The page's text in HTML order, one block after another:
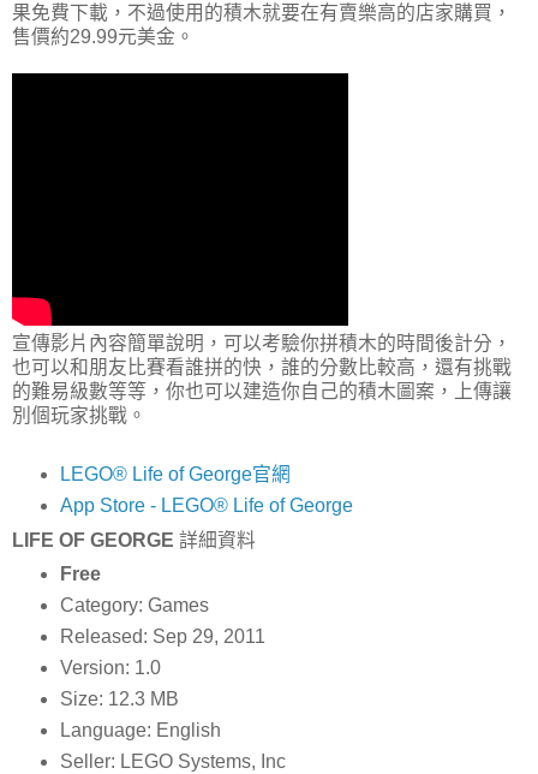
果免費下載，不過使用的積木就要在有賣樂高的店家購買，
售價約29.99元美金。
宣傳影片內容簡單說明，可以考驗你拼積木的時間後計分，
也可以和朋友比賽看誰拼的快，誰的分數比較高，還有挑戰
的難易級數等等，你也可以建造你自己的積木圖案，上傳讓
別個玩家挑戰。
LEGO® Life of George官網
App Store - LEGO® Life of George
LIFE OF GEORGE 詳細資料
Free
Category: Games
Released: Sep 29, 2011
Version: 1.0
Size: 12.3 MB
Language: English
Seller: LEGO Systems, Inc